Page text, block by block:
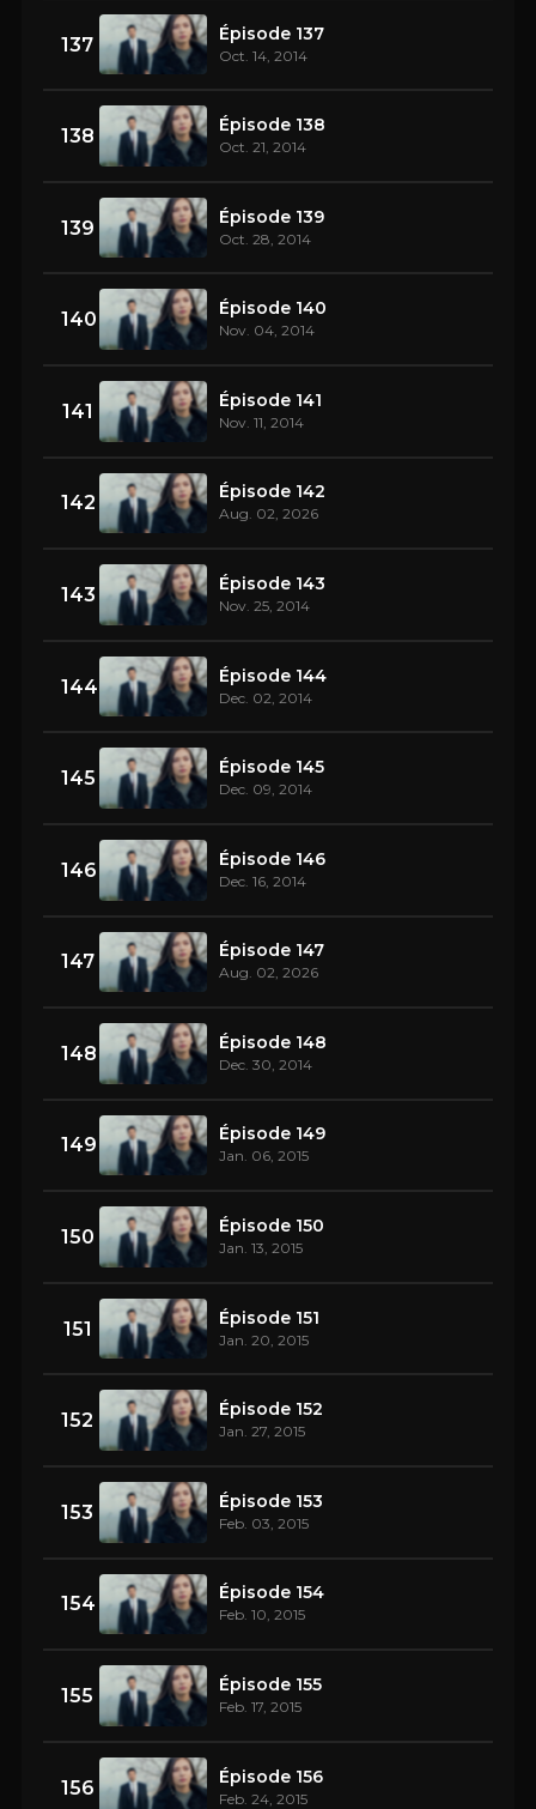
137 Épisode 137
Oct. 14, 2014
138 Épisode 138
Oct. 21, 2014
139 Épisode 139
Oct. 28, 2014
140 Épisode 140
Nov. 04, 2014
141 Épisode 141
Nov. 11, 2014
142 Épisode 142
Aug. 02, 2026
143 Épisode 143
Nov. 25, 2014
144 Épisode 144
Dec. 02, 2014
145 Épisode 145
Dec. 09, 2014
146 Épisode 146
Dec. 16, 2014
147 Épisode 147
Aug. 02, 2026
148 Épisode 148
Dec. 30, 2014
149 Épisode 149
Jan. 06, 2015
150 Épisode 150
Jan. 13, 2015
151 Épisode 151
Jan. 20, 2015
152 Épisode 152
Jan. 27, 2015
153 Épisode 153
Feb. 03, 2015
154 Épisode 154
Feb. 10, 2015
155 Épisode 155
Feb. 17, 2015
156 Épisode 156
Feb. 24, 2015